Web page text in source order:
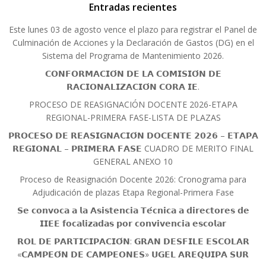
Entradas recientes
Este lunes 03 de agosto vence el plazo para registrar el Panel de
Culminación de Acciones y la Declaración de Gastos (DG) en el
Sistema del Programa de Mantenimiento 2026.
𝗖𝗢𝗡𝗙𝗢𝗥𝗠𝗔𝗖𝗜𝗢́𝗡 𝗗𝗘 𝗟𝗔 𝗖𝗢𝗠𝗜𝗦𝗜𝗢́𝗡 𝗗𝗘
𝗥𝗔𝗖𝗜𝗢𝗡𝗔𝗟𝗜𝗭𝗔𝗖𝗜𝗢́𝗡 𝗖𝗢𝗥𝗔 𝗜𝗘.
PROCESO DE REASIGNACIÓN DOCENTE 2026-ETAPA
REGIONAL-PRIMERA FASE-LISTA DE PLAZAS
𝗣𝗥𝗢𝗖𝗘𝗦𝗢 𝗗𝗘 𝗥𝗘𝗔𝗦𝗜𝗚𝗡𝗔𝗖𝗜𝗢́𝗡 𝗗𝗢𝗖𝗘𝗡𝗧𝗘 𝟮𝟬𝟮𝟲 – 𝗘𝗧𝗔𝗣𝗔
𝗥𝗘𝗚𝗜𝗢𝗡𝗔𝗟 – 𝗣𝗥𝗜𝗠𝗘𝗥𝗔 𝗙𝗔𝗦𝗘 CUADRO DE MERITO FINAL
GENERAL ANEXO 10
Proceso de Reasignación Docente 2026: Cronograma para
Adjudicación de plazas Etapa Regional-Primera Fase
𝗦𝗲 𝗰𝗼𝗻𝘃𝗼𝗰𝗮 𝗮 𝗹𝗮 𝗔𝘀𝗶𝘀𝘁𝗲𝗻𝗰𝗶𝗮 𝗧𝗲́𝗰𝗻𝗶𝗰𝗮 𝗮 𝗱𝗶𝗿𝗲𝗰𝘁𝗼𝗿𝗲𝘀 𝗱𝗲
𝗜𝗜𝗘𝗘 𝗳𝗼𝗰𝗮𝗹𝗶𝘇𝗮𝗱𝗮𝘀 𝗽𝗼𝗿 𝗰𝗼𝗻𝘃𝗶𝘃𝗲𝗻𝗰𝗶𝗮 𝗲𝘀𝗰𝗼𝗹𝗮𝗿
𝗥𝗢𝗟 𝗗𝗘 𝗣𝗔𝗥𝗧𝗜𝗖𝗜𝗣𝗔𝗖𝗜𝗢́𝗡: 𝗚𝗥𝗔𝗡 𝗗𝗘𝗦𝗙𝗜𝗟𝗘 𝗘𝗦𝗖𝗢𝗟𝗔𝗥
«𝗖𝗔𝗠𝗣𝗘𝗢́𝗡 𝗗𝗘 𝗖𝗔𝗠𝗣𝗘𝗢𝗡𝗘𝗦» 𝗨𝗚𝗘𝗟 𝗔𝗥𝗘𝗤𝗨𝗜𝗣𝗔 𝗦𝗨𝗥